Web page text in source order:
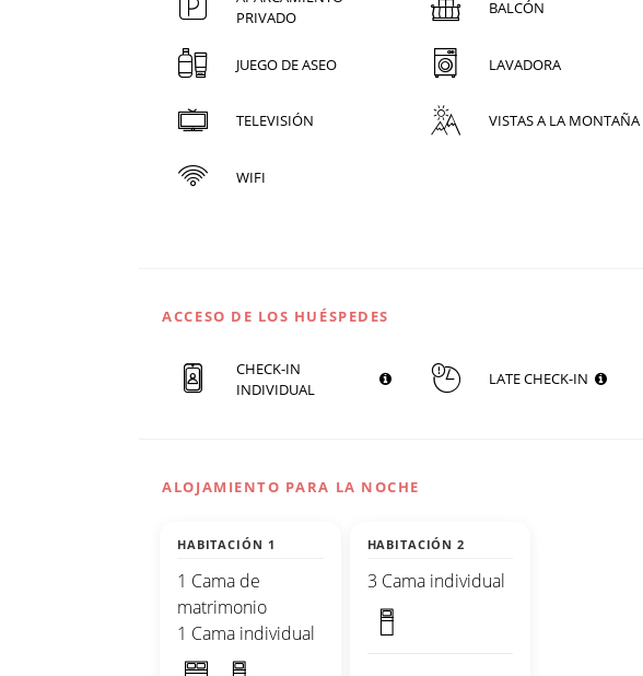
PRIVADO
BALCÓN
JUEGO DE ASEO LAVADORA
TELEVISIÓN VISTAS A LA MONTAÑA
WIFI
ACCESO DE LOS HUÉSPEDES
CHECK-IN
INDIVIDUAL
LATE CHECK-IN
ALOJAMIENTO PARA LA NOCHE
HABITACIÓN 1
1 Cama de
matrimonio
1 Cama individual
HABITACIÓN 2
3 Cama individual